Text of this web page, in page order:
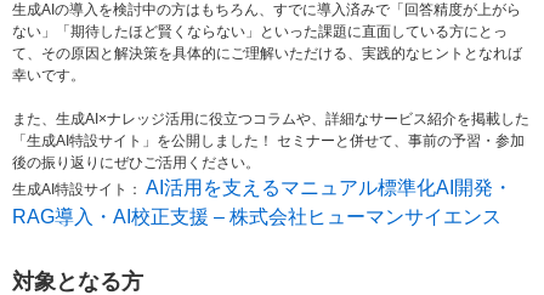
生成AIの導入を検討中の方はもちろん、すでに導入済みで「回答精度が上がら
ない」「期待したほど賢くならない」といった課題に直面している方にとっ
て、その原因と解決策を具体的にご理解いただける、実践的なヒントとなれば
幸いです。
また、生成AI×ナレッジ活用に役立つコラムや、詳細なサービス紹介を掲載した
「生成AI特設サイト」を公開しました！ セミナーと併せて、事前の予習・参加
後の振り返りにぜひご活用ください。
生成AI特設サイト： AI活用を支えるマニュアル標準化AI開発・
RAG導入・AI校正支援 – 株式会社ヒューマンサイエンス
対象となる方